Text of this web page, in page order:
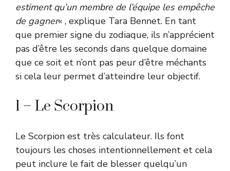
estiment qu’un membre de l’équipe les empêche
de gagner« , explique Tara Bennet. En tant
que premier signe du zodiaque, ils n’apprécient
pas d’être les seconds dans quelque domaine
que ce soit et n’ont pas peur d’être méchants
si cela leur permet d’atteindre leur objectif.
1 – Le Scorpion
Le Scorpion est très calculateur. Ils font
toujours les choses intentionnellement et cela
peut inclure le fait de blesser quelqu’un